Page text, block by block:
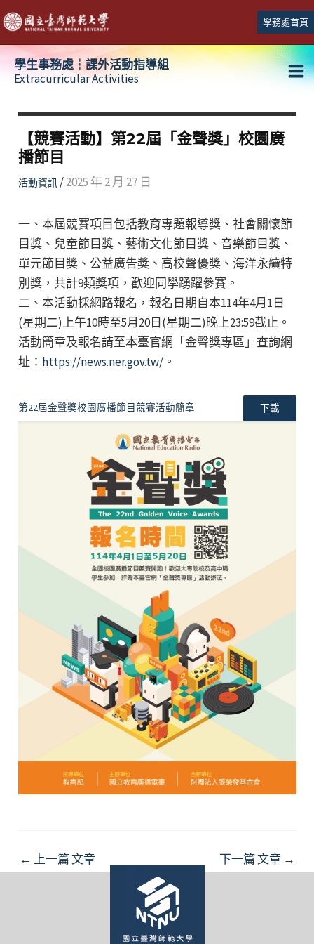
跳
至
主
學務處首頁
學生事務處┆課外活動指導組
Extracurricular Activities
【競賽活動】第22屆「金聲獎」校園廣
播節目
活動資訊/2025 年 2 月 27 日
一、本屆競賽項目包括教育專題報導獎、社會關懷節
目獎、兒童節目獎、藝術文化節目獎、音樂節目獎、
單元節目獎、公益廣告獎、高校聲優獎、海洋永續特
別獎，共計9類獎項，歡迎同學踴躍參賽。
二、本活動採網路報名，報名日期自本114年4月1日
(星期二)上午10時至5月20日(星期二)晚上23:59截止。
活動簡章及報名請至本臺官網「金聲獎專區」查詢網
址： https://news.ner.gov.tw/。
第22屆金聲獎校園廣播節目競賽活動簡章 下載
Post
← 上一篇 文章 下一篇 文章 →